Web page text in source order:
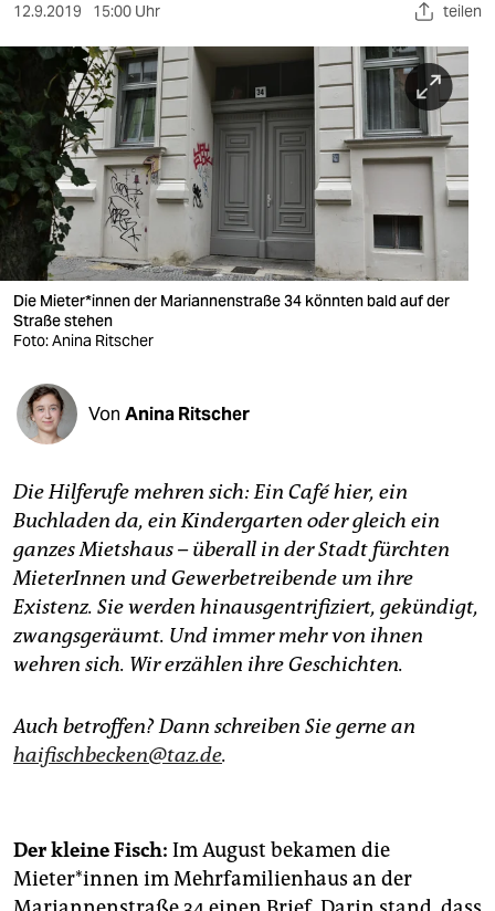
sport
berlin
nord
wahrheit
verlag
verlag
veranstaltungen
shop
fragen & hilfe
unterstützen
genossenschaft
epaper login
12.9.2019 15:00 Uhr teilen
Die Mieter*innen der Mariannenstraße 34 könnten bald auf der
Straße stehen
Foto: Anina Ritscher
Von Anina Ritscher
Die Hilferufe mehren sich: Ein Café hier, ein
Buchladen da, ein Kindergarten oder gleich ein
ganzes Mietshaus – überall in der Stadt fürchten
MieterInnen und Gewerbetreibende um ihre
Existenz. Sie werden hinausgentrifiziert, gekündigt,
zwangsgeräumt. Und immer mehr von ihnen
wehren sich. Wir erzählen ihre Geschichten.
Auch betroffen? Dann schreiben Sie gerne an
haifischbecken@taz.de.
Der kleine Fisch: Im August bekamen die
Mieter*innen im Mehrfamilienhaus an der